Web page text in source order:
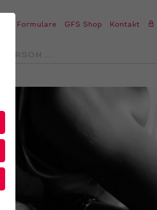
Formulare GFS Shop Kontakt